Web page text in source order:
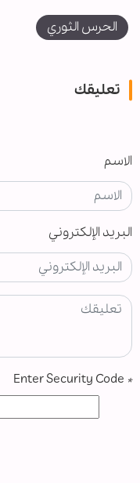
الحرس الثوري
تعليقك
الاسم
البريد الإلكتروني
*